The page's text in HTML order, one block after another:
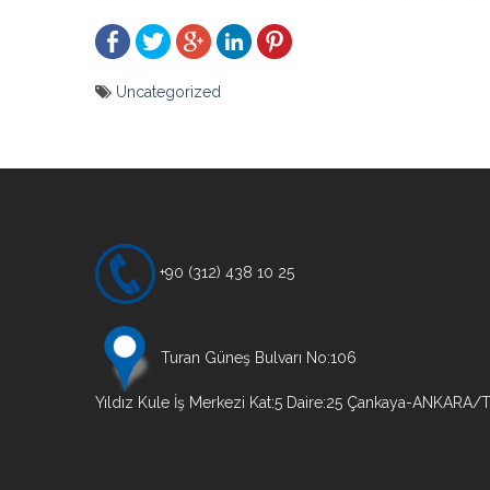
Uncategorized
+90 (312) 438 10 25
Turan Güneş Bulvarı No:106
Yıldız Kule İş Merkezi Kat:5 Daire:25 Çankaya-ANKARA/